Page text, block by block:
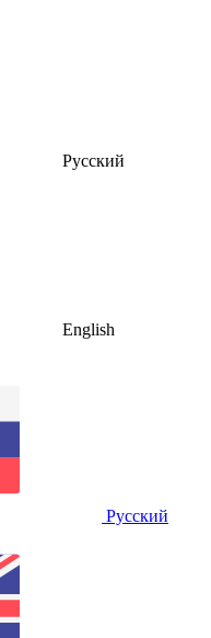
Русский
English
Русский